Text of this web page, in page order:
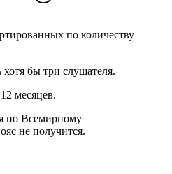
по количеству
бы три слушателя.
месяцев.
по Всемирному
не получится.